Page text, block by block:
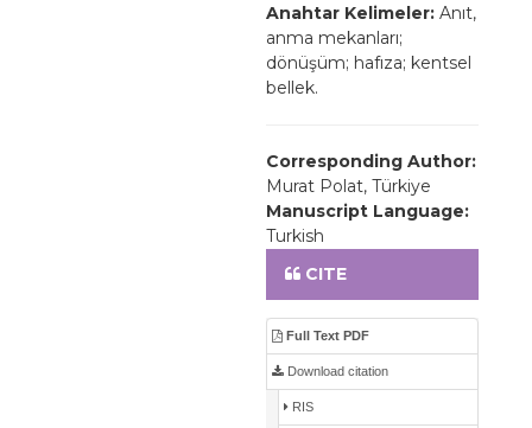
Anahtar Kelimeler: Anıt,
anma mekanları;
dönüşüm; hafıza; kentsel
bellek.
Corresponding Author:
Murat Polat, Türkiye
Manuscript Language:
Turkish
CITE
Full Text PDF
Download citation
RIS